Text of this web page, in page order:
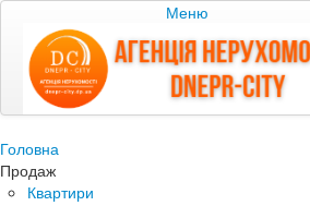
Меню
Головна
Продаж
Квартири